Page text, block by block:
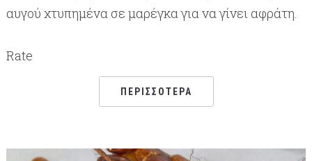
αυγού χτυπημένα σε μαρέγκα για να γίνει αφράτη.
Rate
ΠΕΡΙΣΣΌΤΕΡΑ